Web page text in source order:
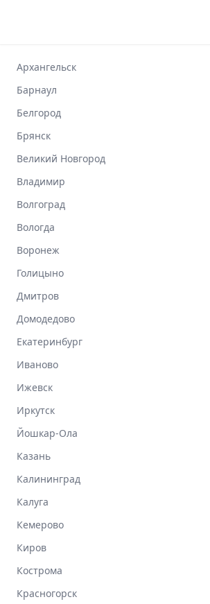
Архангельск
Барнаул
Белгород
Брянск
Великий Новгород
Владимир
Волгоград
Вологда
Воронеж
Голицыно
Дмитров
Домодедово
Екатеринбург
Иваново
Ижевск
Иркутск
Йошкар-Ола
Казань
Калининград
Калуга
Кемерово
Киров
Кострома
Красногорск